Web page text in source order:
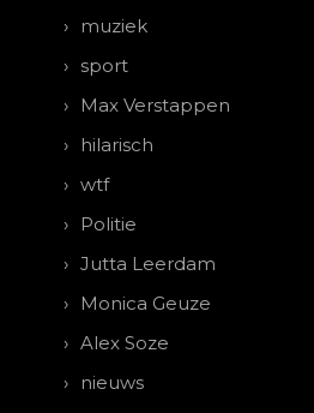
muziek
sport
Max Verstappen
hilarisch
wtf
Politie
Jutta Leerdam
Monica Geuze
Alex Soze
nieuws